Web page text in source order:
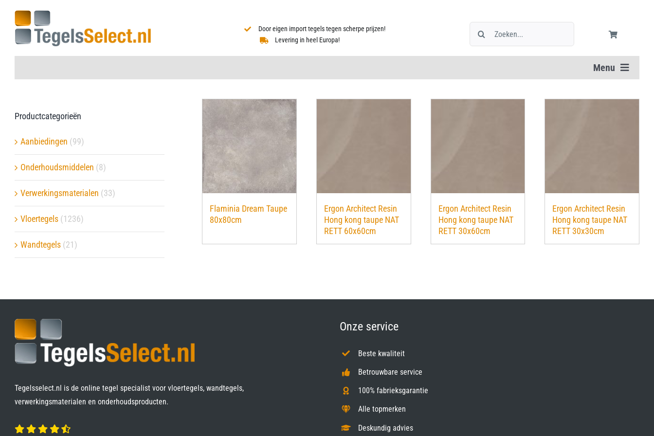
naar
inhoud
Door eigen import tegels tegen scherpe prijzen!
Levering in heel Europa!
Zoeken
naar:
Menu
Vloertegels
Wandtegels
Aanbiedingen
Onderhoudsmiddelen
Verwerkingsmaterialen
Contact
Flaminia Dream Taupe
80x80cm
Ergon Architect Resin
Hong kong taupe NAT
RETT 60x60cm
Ergon Architect Resin
Hong kong taupe NAT
RETT 30x60cm
Ergon Architect Resin
Hong kong taupe NAT
RETT 30x30cm
Productcategorieën
Aanbiedingen (99)
Onderhoudsmiddelen (8)
Verwerkingsmaterialen (33)
Vloertegels (1236)
Wandtegels (21)
Tegelsselect.nl is de online tegel specialist voor vloertegels, wandtegels,
verwerkingsmaterialen en onderhoudsproducten.
Onze service
Beste kwaliteit
Betrouwbare service
100% fabrieksgarantie
Alle topmerken
Deskundig advies